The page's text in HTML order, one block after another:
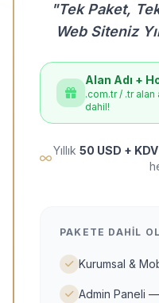
"Tek Paket,
Web Siteniz
Alan Adı +
.com.tr / .tr alan
dahil!
Yıllık 50 USD + KDV
PAKETE DAHIL
Kurumsal &
Admin Paneli